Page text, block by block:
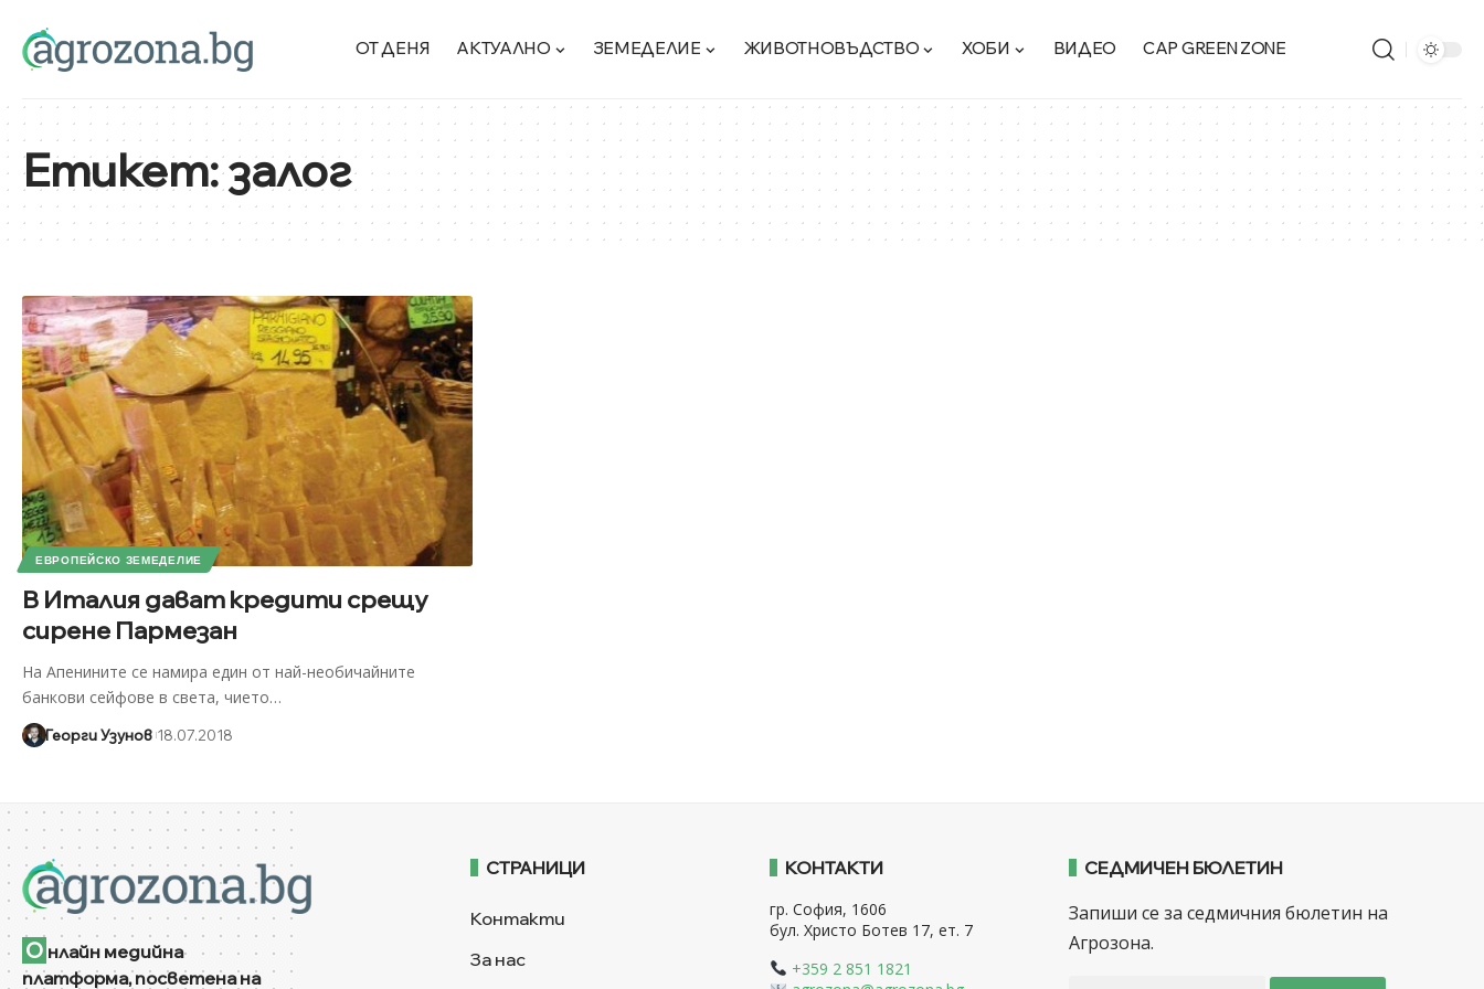
ОТ ДЕНЯ АКТУАЛНО ЗЕМЕДЕЛИЕ ЖИВОТНОВЪДСТВО ХОБИ ВИДЕО CAP GREEN ZONE
Етикет:залог
ЕВРОПЕЙСКО ЗЕМЕДЕЛИЕ
В Италия дават кредити срещу
сирене Пармезан
На Апенините се намира един от най-необичайните
банкови сейфове в света, чието…
Георги Узунов 18.07.2018
О нлайн медийна
платформа, посветена на
СТРАНИЦИ
Контакти
За нас
КОНТАКТИ
гр. София, 1606
бул. Христо Ботев 17, ет. 7
+359 2 851 1821
СЕДМИЧЕН БЮЛЕТИН
Запиши се за седмичния бюлетин на
Агрозона.